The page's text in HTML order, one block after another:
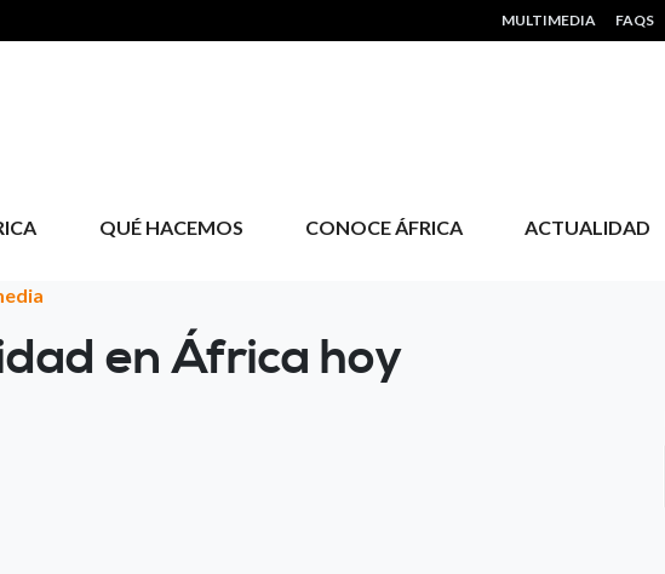
HEADER MENU
MULTIMEDIA FAQS
QUÉ HACEMOS CONOCE ÁFRICA ACTUALIDAD
en África hoy